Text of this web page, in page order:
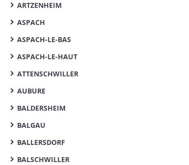
ARTZENHEIM
ASPACH
ASPACH-LE-BAS
ASPACH-LE-HAUT
ATTENSCHWILLER
AUBURE
BALDERSHEIM
BALGAU
BALLERSDORF
BALSCHWILLER